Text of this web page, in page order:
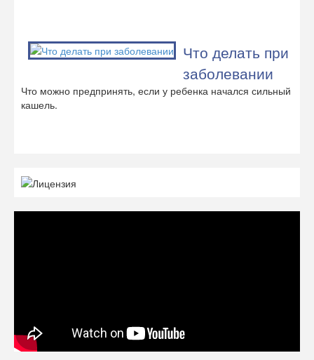
Что делать при
заболевании
Что можно предпринять, если у ребенка начался сильный
кашель.